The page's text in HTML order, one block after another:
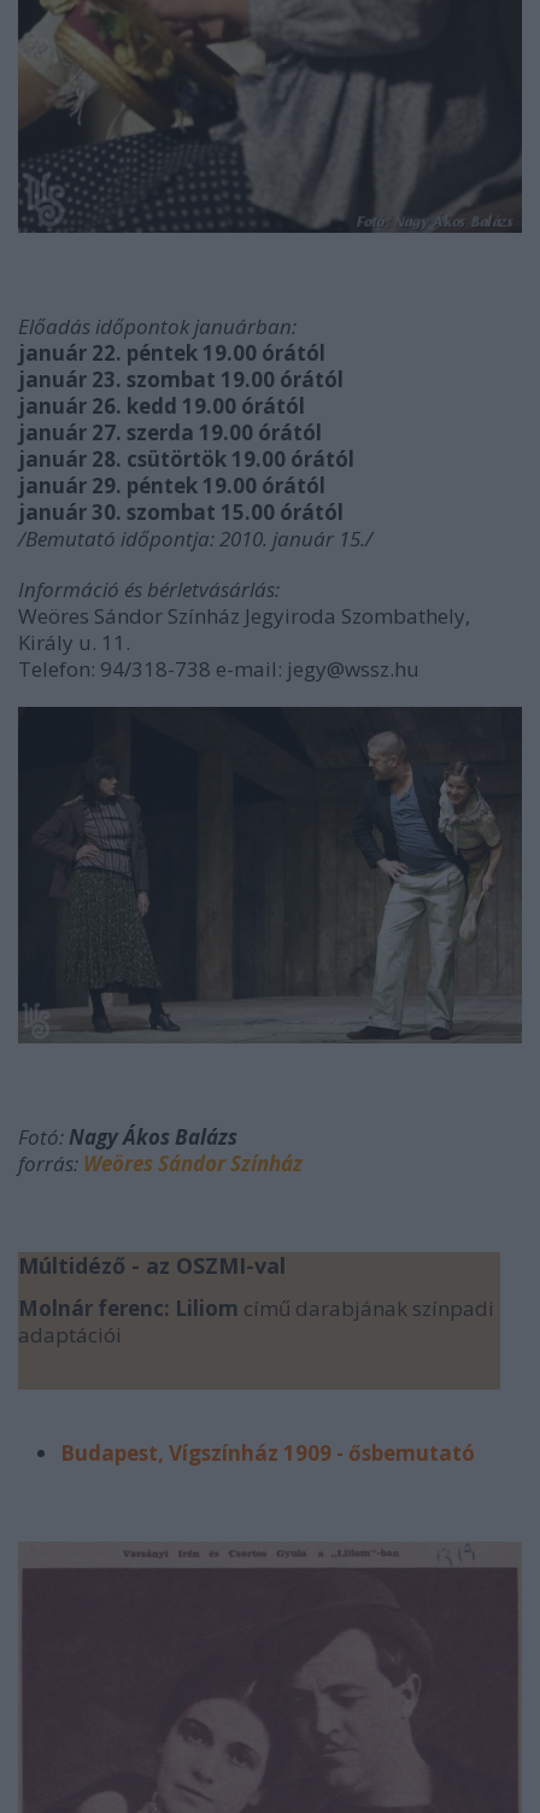
Előadás időpontok januárban:
január 22. péntek 19.00 órától
január 23. szombat 19.00 órától
január 26. kedd 19.00 órától
január 27. szerda 19.00 órától
január 28. csütörtök 19.00 órától
január 29. péntek 19.00 órától
január 30. szombat 15.00 órától
/Bemutató időpontja: 2010. január 15./
Információ és bérletvásárlás:
Weöres Sándor Színház Jegyiroda Szombathely,
Király u. 11.
Telefon: 94/318-738 e-mail: jegy@wssz.hu
Fotó:Nagy Ákos Balázs
forrás: Weöres Sándor Színház
Múltidéző - az OSZMI-val
Molnár ferenc: Liliom című darabjának színpadi
adaptációi
Budapest, Vígszínház 1909 - ősbemutató